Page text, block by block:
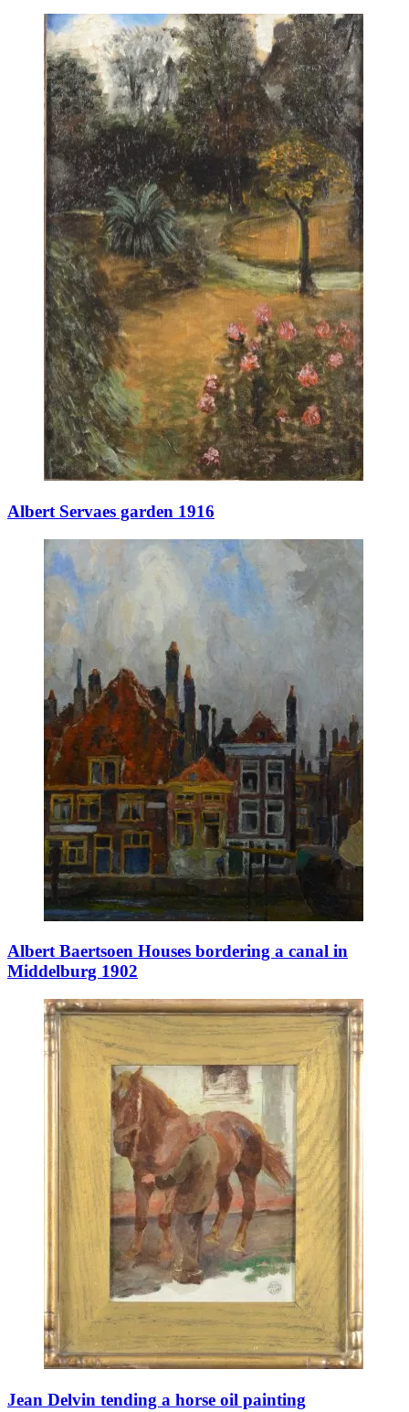
Albert Servaes garden 1916
Albert Baertsoen Houses bordering a canal in
Middelburg 1902
Jean Delvin tending a horse oil painting